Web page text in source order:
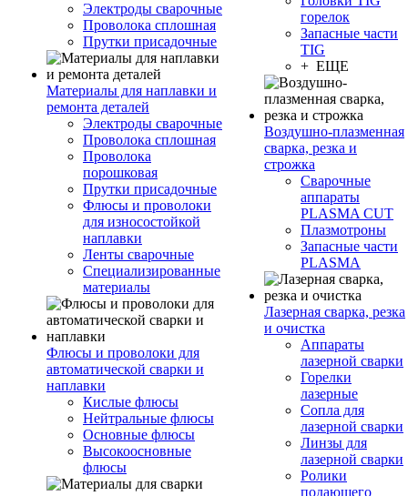
Электроды сварочные
Проволока сплошная
Прутки присадочные
Материалы для наплавки и
ремонта деталей
Электроды сварочные
Проволока сплошная
Проволока
порошковая
Прутки присадочные
Флюсы и проволоки
для износостойкой
наплавки
Ленты сварочные
Специализированные
материалы
Флюсы и проволоки для
автоматической сварки и
наплавки
Кислые флюсы
Нейтральные флюсы
Основные флюсы
Высокоосновные
флюсы
горелок
Запасные части
TIG
+ ЕЩЕ
Воздушно-плазменная
сварка, резка и
строжка
Сварочные
аппараты
PLASMA CUT
Плазмотроны
Запасные части
PLASMA
Лазерная сварка, резка
и очистка
Аппараты
лазерной сварки
Горелки
лазерные
Сопла для
лазерной сварки
Линзы для
лазерной сварки
Ролики
подающего